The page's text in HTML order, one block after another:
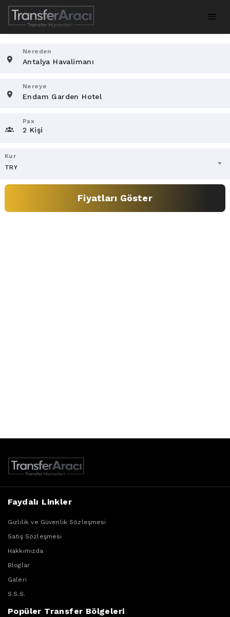
Nereden
Nereye
Pax
2 Kişi
Kur
TRY
Fiyatları Göster
Faydalı Linkler
Gizlilik ve Güvenlik Sözleşmesi
Satış Sözleşmesi
Hakkımızda
Bloglar
Galeri
S.S.S.
Popüler Transfer Bölgeleri